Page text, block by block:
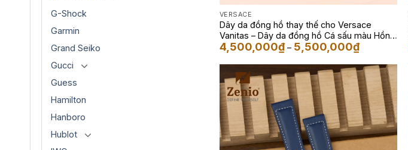
G-Shock
Garmin
Grand Seiko
Gucci
Guess
Hamilton
Hanboro
Hublot
VERSACE
Dây da đồng hồ thay thế cho Versace
Vanitas – Dây da đồng hồ Cá sấu màu Hồng
lót FKM màu Xám
4,500,000₫ – 5,500,000₫Khoảng
giá:
4,500,000₫
đến
5,500,000₫